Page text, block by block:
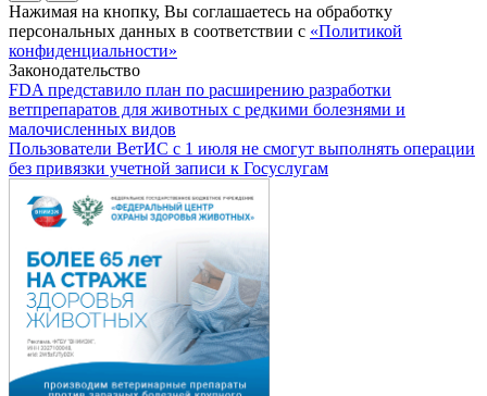
Нажимая на кнопку, Вы соглашаетесь на обработку
персональных данных в соответствии с «Политикой
конфиденциальности»
Законодательство
FDA представило план по расширению разработки
ветпрепаратов для животных с редкими болезнями и
малочисленных видов
Пользователи ВетИС с 1 июля не смогут выполнять операции
без привязки учетной записи к Госуслугам